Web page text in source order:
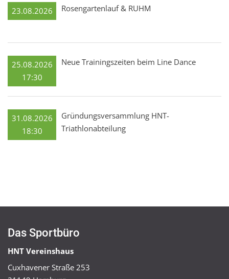
23.08.2026 Rosengartenlauf & RUHM
25.08.2026
17:30
Neue Trainingszeiten beim Line Dance
31.08.2026
18:30
Gründungsversammlung HNT-
Triathlonabteilung
Das Sportbüro
HNT Vereinshaus
Cuxhavener Straße 253